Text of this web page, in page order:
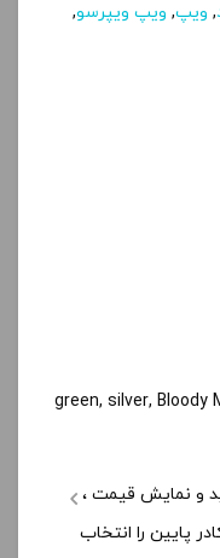
, ویپ, ویپ ویپرسو,
green, silver, Bloody
و نمایش قیمت ،
پایین را انتخاب